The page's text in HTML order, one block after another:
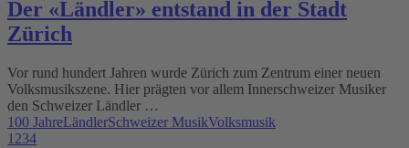
Der «Ländler» entstand in der Stadt
Zürich
Vor rund hundert Jahren wurde Zürich zum Zentrum einer neuen
Volksmusikszene. Hier prägten vor allem Innerschweizer Musiker
den Schweizer Ländler …
100 JahreLändlerSchweizer MusikVolksmusik
1 234